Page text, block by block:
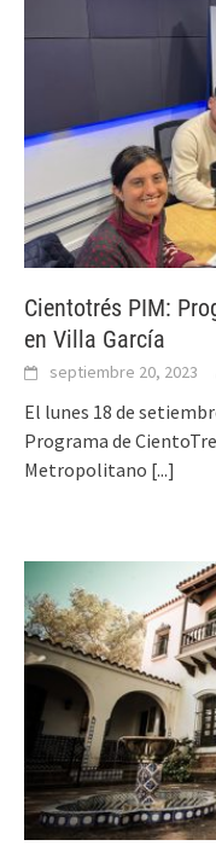
Cientotrés PIM:
en Villa García
septiembre 20, 2023
El lunes 18 de
Programa de
Metropolitano [...]